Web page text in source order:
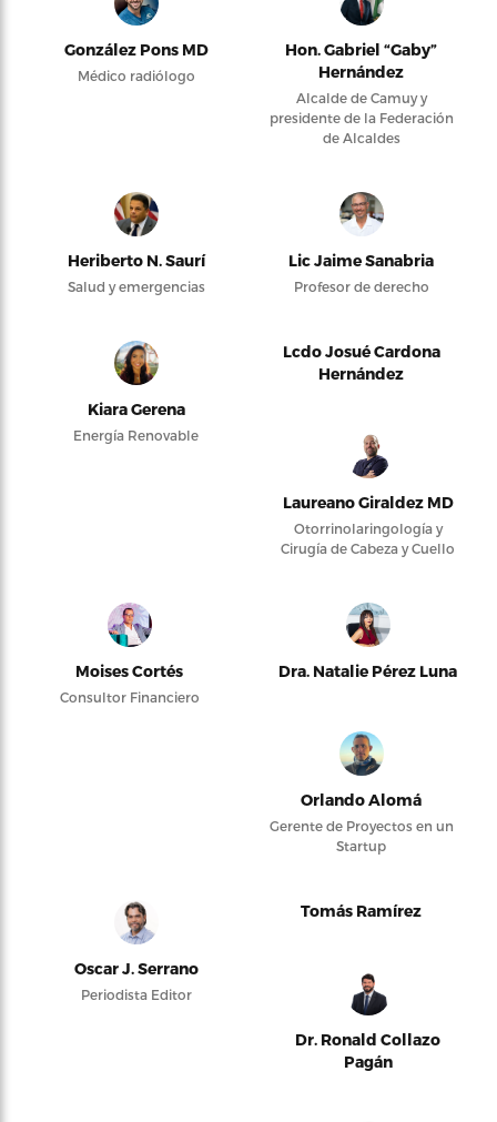
González Pons MD
Médico radiólogo
Hon. Gabriel “Gaby”
Hernández
Alcalde de Camuy y
presidente de la Federación
de Alcaldes
Heriberto N. Saurí
Salud y emergencias
Lic Jaime Sanabria
Profesor de derecho
Kiara Gerena
Energía Renovable
Lcdo Josué Cardona
Hernández
Laureano Giraldez MD
Otorrinolaringología y
Cirugía de Cabeza y Cuello
Moises Cortés
Consultor Financiero
Dra. Natalie Pérez Luna
Orlando Alomá
Gerente de Proyectos en un
Startup
Oscar J. Serrano
Periodista Editor
Tomás Ramírez
Dr. Ronald Collazo
Pagán